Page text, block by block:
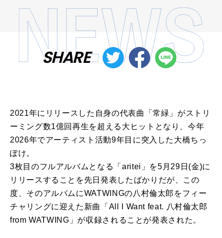
SHARE
2021年にリリースした自身の代表曲「常緑」がストリ
ーミング数1億回再生を超える大ヒットとなり、今年
2026年でアーティスト活動9年目に突入した大橋ちっ
ぽけ。
3枚目のフルアルバムとなる「aritei」を5月29日(金)に
リリースすることを先日発表したばかりだが、この
度、そのアルバムにWATWINGの八村倫太郎をフィー
チャリングに迎えた新曲「All I Want feat. 八村倫太郎
from WATWING」が収録されることが発表された。